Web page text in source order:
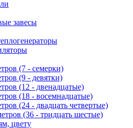
завесы
(7 - семерки)
(9 - девятки)
(12 - двенадцатые)
(18 - восемнадцатые)
(24 - двадцать четвертые)
(36 - тридцать шестые)
цвету